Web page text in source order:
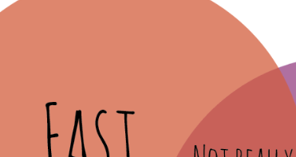
Website: quanly.mona.media
Mobile: